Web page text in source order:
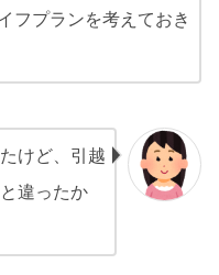
フプランを考えておき
けど、引越
違ったか